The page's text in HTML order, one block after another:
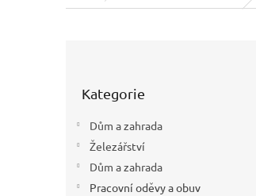
kategorie
Kategorie
Dům a zahrada
Železářství
Dům a zahrada
Pracovní oděvy a obuv